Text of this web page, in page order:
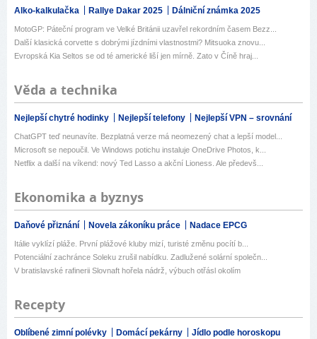
Alko-kalkulačka Rallye Dakar 2025 Dálniční známka 2025
MotoGP: Páteční program ve Velké Británii uzavřel rekordním časem Bezz...
Další klasická corvette s dobrými jízdními vlastnostmi? Mitsuoka znovu...
Evropská Kia Seltos se od té americké liší jen mírně. Zato v Číně hraj...
Věda a technika
Nejlepší chytré hodinky Nejlepší telefony Nejlepší VPN – srovnání
ChatGPT teď neunavíte. Bezplatná verze má neomezený chat a lepší model...
Microsoft se nepoučil. Ve Windows potichu instaluje OneDrive Photos, k...
Netflix a další na víkend: nový Ted Lasso a akční Lioness. Ale předevš...
Ekonomika a byznys
Daňové přiznání Novela zákoníku práce Nadace EPCG
Itálie vyklízí pláže. První plážové kluby mizí, turisté změnu pocítí b...
Potenciální zachránce Soleku zrušil nabídku. Zadlužené solární společn...
V bratislavské rafinerii Slovnaft hořela nádrž, výbuch otřásl okolím
Recepty
Oblíbené zimní polévky Domácí pekárny Jídlo podle horoskopu